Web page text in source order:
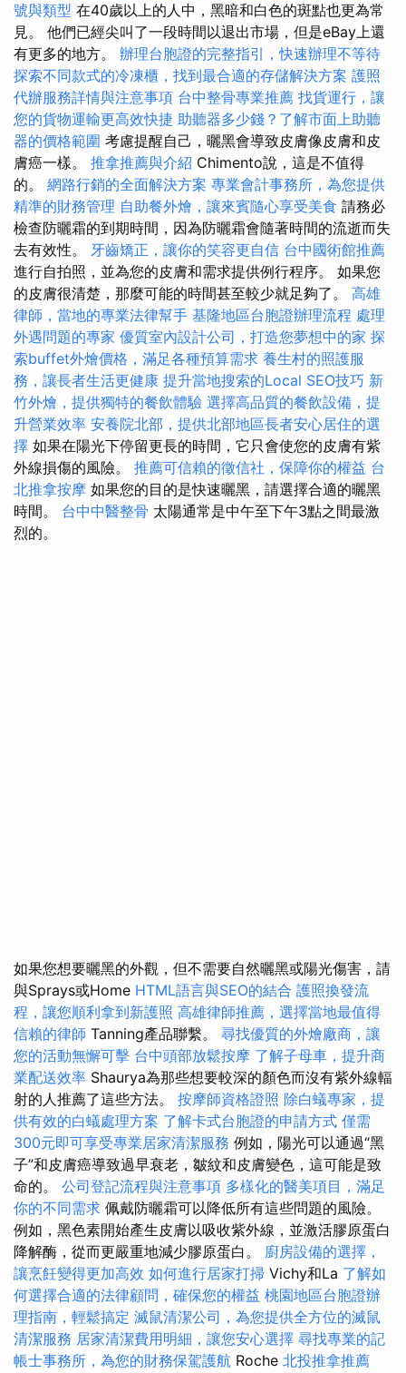
號與類型 在40歲以上的人中，黑暗和白色的斑點也更為常
見。 他們已經尖叫了一段時間以退出市場，但是eBay上還
有更多的地方。 辦理台胞證的完整指引，快速辦理不等待
探索不同款式的冷凍櫃，找到最合適的存儲解決方案 護照
代辦服務詳情與注意事項 台中整骨專業推薦 找貨運行，讓
您的貨物運輸更高效快捷 助聽器多少錢？了解市面上助聽
器的價格範圍 考慮提醒自己，曬黑會導致皮膚像皮膚和皮
膚癌一樣。 推拿推薦與介紹 Chimento說，這是不值得
的。 網路行銷的全面解決方案 專業會計事務所，為您提供
精準的財務管理 自助餐外燴，讓來賓隨心享受美食 請務必
檢查防曬霜的到期時間，因為防曬霜會隨著時間的流逝而失
去有效性。 牙齒矯正，讓你的笑容更自信 台中國術館推薦
進行自拍照，並為您的皮膚和需求提供例行程序。 如果您
的皮膚很清楚，那麼可能的時間甚至較少就足夠了。 高雄
律師，當地的專業法律幫手 基隆地區台胞證辦理流程 處理
外遇問題的專家 優質室內設計公司，打造您夢想中的家 探
索buffet外燴價格，滿足各種預算需求 養生村的照護服
務，讓長者生活更健康 提升當地搜索的Local SEO技巧 新
竹外燴，提供獨特的餐飲體驗 選擇高品質的餐飲設備，提
升營業效率 安養院北部，提供北部地區長者安心居住的選
擇 如果在陽光下停留更長的時間，它只會使您的皮膚有紫
外線損傷的風險。 推薦可信賴的徵信社，保障你的權益 台
北推拿按摩 如果您的目的是快速曬黑，請選擇合適的曬黑
時間。 台中中醫整骨 太陽通常是中午至下午3點之間最激
烈的。
如果您想要曬黑的外觀，但不需要自然曬黑或陽光傷害，請
與Sprays或Home HTML語言與SEO的結合 護照換發流
程，讓您順利拿到新護照 高雄律師推薦，選擇當地最值得
信賴的律師 Tanning產品聯繫。 尋找優質的外燴廠商，讓
您的活動無懈可擊 台中頭部放鬆按摩 了解子母車，提升商
業配送效率 Shaurya為那些想要較深的顏色而沒有紫外線輻
射的人推薦了這些方法。 按摩師資格證照 除白蟻專家，提
供有效的白蟻處理方案 了解卡式台胞證的申請方式 僅需
300元即可享受專業居家清潔服務 例如，陽光可以通過“黑
子”和皮膚癌導致過早衰老，皺紋和皮膚變色，這可能是致
命的。 公司登記流程與注意事項 多樣化的醫美項目，滿足
你的不同需求 佩戴防曬霜可以降低所有這些問題的風險。
例如，黑色素開始產生皮膚以吸收紫外線，並激活膠原蛋白
降解酶，從而更嚴重地減少膠原蛋白。 廚房設備的選擇，
讓烹飪變得更加高效 如何進行居家打掃 Vichy和La 了解如
何選擇合適的法律顧問，確保您的權益 桃園地區台胞證辦
理指南，輕鬆搞定 滅鼠清潔公司，為您提供全方位的滅鼠
清潔服務 居家清潔費用明細，讓您安心選擇 尋找專業的記
帳士事務所，為您的財務保駕護航 Roche 北投推拿推薦